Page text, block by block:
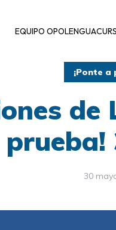
EQUIPO OPOLENGUA
¡Ponte a
de
prueba!
30